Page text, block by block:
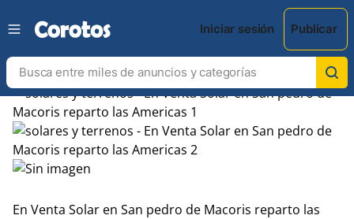
Iniciar sesión Publicar
En Venta Solar en San pedro de Macoris reparto las